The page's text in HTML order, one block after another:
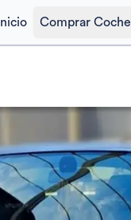
Inicio Comprar Coche